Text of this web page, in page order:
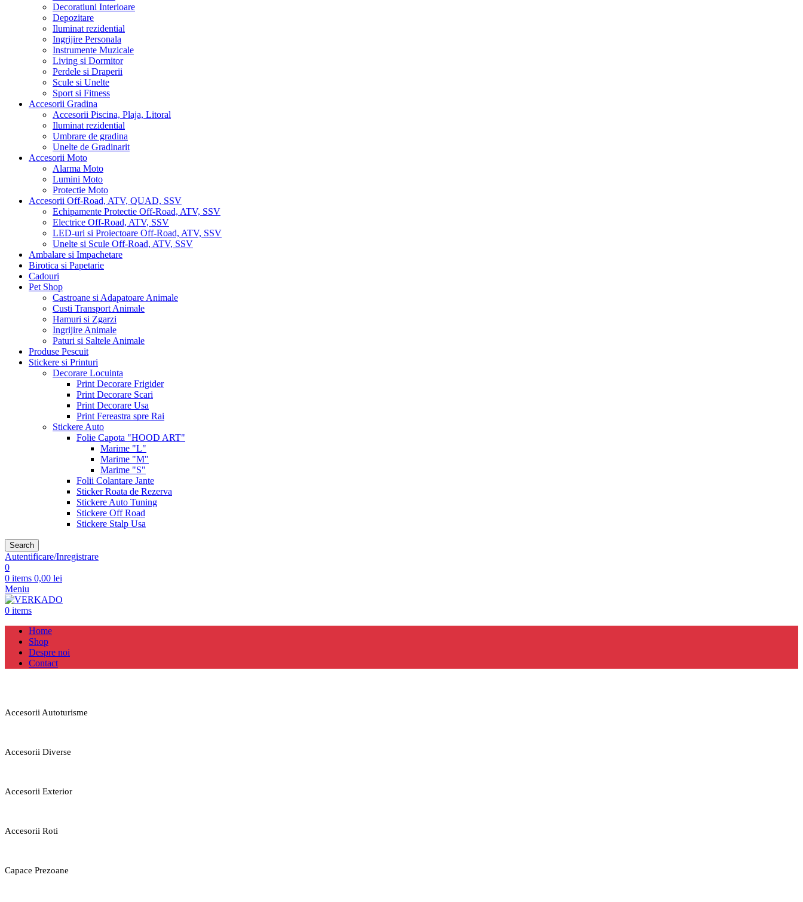
Decoratiuni Interioare
Depozitare
Iluminat rezidential
Ingrijire Personala
Instrumente Muzicale
Living si Dormitor
Perdele si Draperii
Scule si Unelte
Sport si Fitness
Accesorii Gradina
Accesorii Piscina, Plaja, Litoral
Iluminat rezidential
Umbrare de gradina
Unelte de Gradinarit
Accesorii Moto
Alarma Moto
Lumini Moto
Protectie Moto
Accesorii Off-Road, ATV, QUAD, SSV
Echipamente Protectie Off-Road, ATV, SSV
Electrice Off-Road, ATV, SSV
LED-uri si Proiectoare Off-Road, ATV, SSV
Unelte si Scule Off-Road, ATV, SSV
Ambalare si Impachetare
Birotica si Papetarie
Cadouri
Pet Shop
Castroane si Adapatoare Animale
Custi Transport Animale
Hamuri si Zgarzi
Ingrijire Animale
Paturi si Saltele Animale
Produse Pescuit
Stickere si Printuri
Decorare Locuinta
Print Decorare Frigider
Print Decorare Scari
Print Decorare Usa
Print Fereastra spre Rai
Stickere Auto
Folie Capota "HOOD ART"
Marime "L"
Marime "M"
Marime "S"
Folii Colantare Jante
Sticker Roata de Rezerva
Stickere Auto Tuning
Stickere Off Road
Stickere Stalp Usa
Search
Autentificare/Inregistrare
0
0 items 0,00 lei
Meniu
0 items
Home
Shop
Despre noi
Contact
Accesorii Autoturisme
Accesorii Diverse
Accesorii Exterior
Accesorii Roti
Capace Prezoane